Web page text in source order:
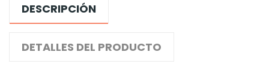
DESCRIPCIÓN
DETALLES DEL PRODUCTO